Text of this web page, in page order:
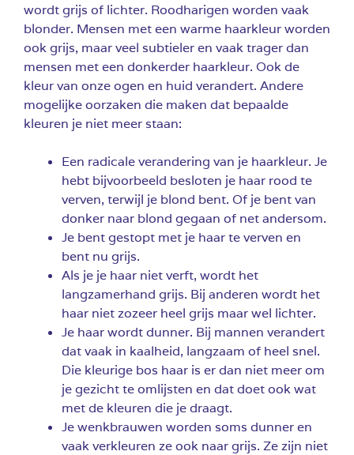
wordt grijs of lichter. Roodharigen worden vaak
blonder. Mensen met een warme haarkleur worden
ook grijs, maar veel subtieler en vaak trager dan
mensen met een donkerder haarkleur. Ook de
kleur van onze ogen en huid verandert. Andere
mogelijke oorzaken die maken dat bepaalde
kleuren je niet meer staan:
Een radicale verandering van je haarkleur. Je
hebt bijvoorbeeld besloten je haar rood te
verven, terwijl je blond bent. Of je bent van
donker naar blond gegaan of net andersom.
Je bent gestopt met je haar te verven en
bent nu grijs.
Als je je haar niet verft, wordt het
langzamerhand grijs. Bij anderen wordt het
haar niet zozeer heel grijs maar wel lichter.
Je haar wordt dunner. Bij mannen verandert
dat vaak in kaalheid, langzaam of heel snel.
Die kleurige bos haar is er dan niet meer om
je gezicht te omlijsten en dat doet ook wat
met de kleuren die je draagt.
Je wenkbrauwen worden soms dunner en
vaak verkleuren ze ook naar grijs. Ze zijn niet